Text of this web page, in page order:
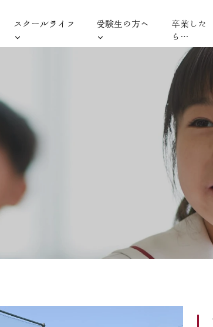
スクールライフ 受験生の方へ
卒業した
ら…